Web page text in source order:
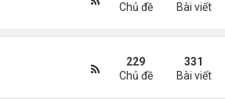
Chủ đề
Bài viết
229
Chủ đề
331
Bài viết